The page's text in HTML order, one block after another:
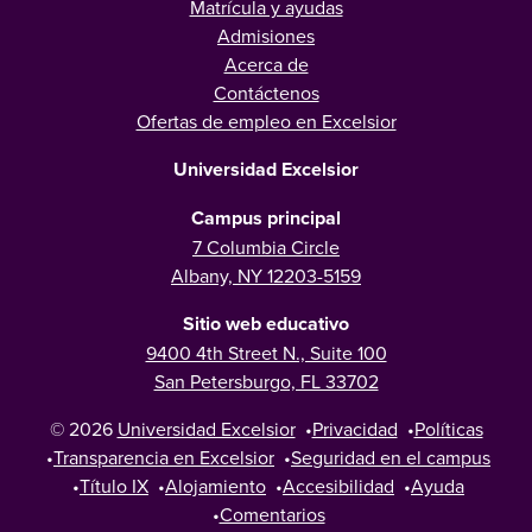
Matrícula y ayudas
Admisiones
Acerca de
Contáctenos
Ofertas de empleo en Excelsior
Universidad Excelsior
Campus principal
7 Columbia Circle
Albany, NY 12203-5159
Sitio web educativo
9400 4th Street N., Suite 100
San Petersburgo, FL 33702
© 2026 Universidad Excelsior •Privacidad •Políticas
•Transparencia en Excelsior •Seguridad en el campus
•Título IX •Alojamiento •Accesibilidad •Ayuda
•Comentarios